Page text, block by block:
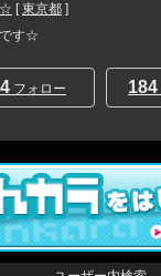
☆ [東京都 ]
す☆
フォロー 184